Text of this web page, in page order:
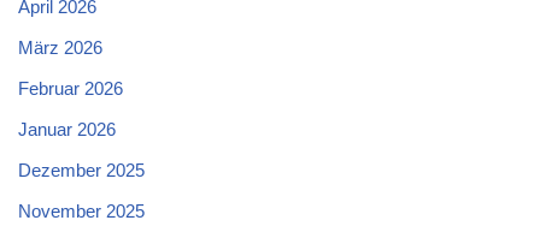
April 2026
März 2026
Februar 2026
Januar 2026
Dezember 2025
November 2025